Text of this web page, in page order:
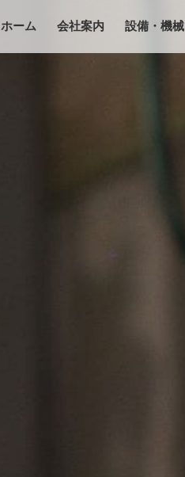
ホーム 会社案内 設備・機械